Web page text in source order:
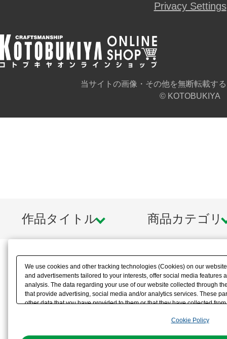
Privacy Settings
当サイトの画像・その他を無断転載す
© KOTOBUKIYA
作品タイトル 商品カテゴリ
We use cookies and other tracking technologies (Cookies) on our
and advertisements tailored to your interests, offer social media features
analysis. The data regarding your use of our website collected through
that provide advertising, social media and/or analytics services. These
other data that you have provided to them or that they have collected
the use of all Cookies except for Strictly Necessary Cookies, please
Cookie Policy